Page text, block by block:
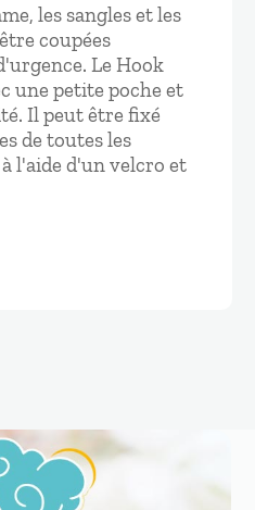
les sangles et les
coupées
Le Hook
une petite poche et
Il peut être fixé
de toutes les
l'aide d'un velcro et